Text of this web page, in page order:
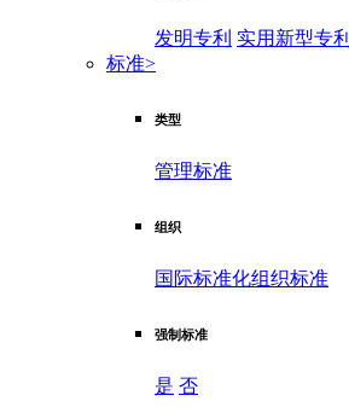
发明专利 实用新型专利
标准>
类型
管理标准
组织
国际标准化组织标准
强制标准
是 否